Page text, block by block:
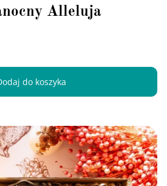
Alleluja
do koszyka